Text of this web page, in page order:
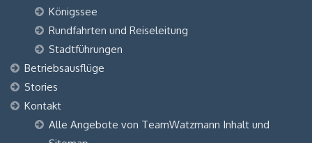
Königssee
Rundfahrten und Reiseleitung
Stadtführungen
Betriebsausflüge
Stories
Kontakt
Alle Angebote von TeamWatzmann Inhalt und